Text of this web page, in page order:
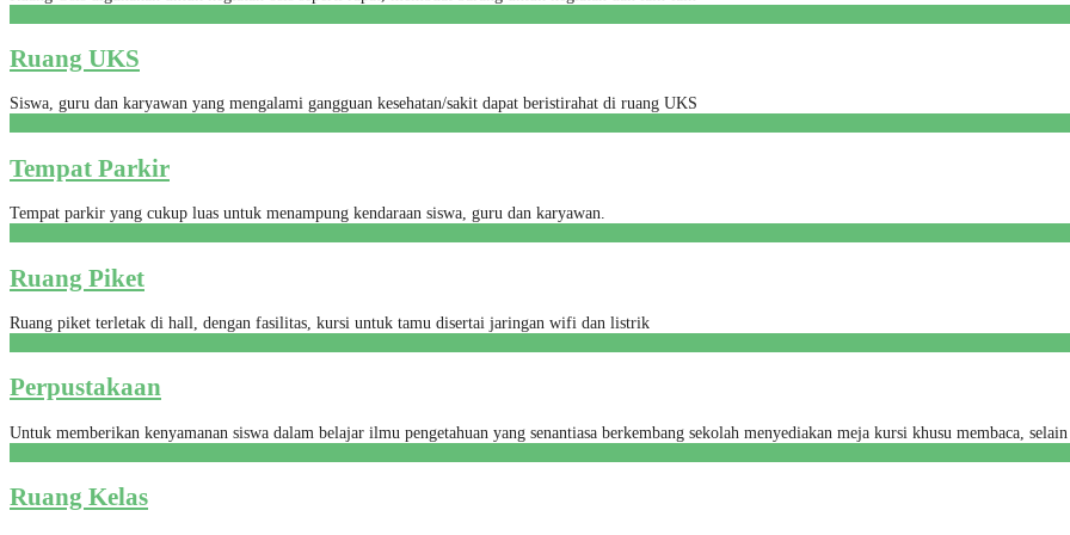
Ruang UKS
Siswa, guru dan karyawan yang mengalami gangguan kesehatan/sakit dapat beristirahat di ruang UKS
Tempat Parkir
Tempat parkir yang cukup luas untuk menampung kendaraan siswa, guru dan karyawan.
Ruang Piket
Ruang piket terletak di hall, dengan fasilitas, kursi untuk tamu disertai jaringan wifi dan listrik
Perpustakaan
Untuk memberikan kenyamanan siswa dalam belajar ilmu pengetahuan yang senantiasa berkembang sekolah menyediakan meja kursi khusu membaca, selain
Ruang Kelas